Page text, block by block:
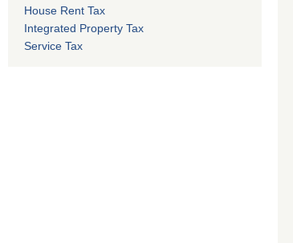
House Rent Tax
Integrated Property Tax
Service Tax